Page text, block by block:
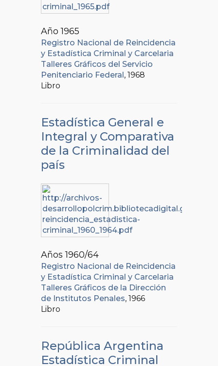
Año 1965
Registro Nacional de Reincidencia
y Estadística Criminal y Carcelaria
Talleres Gráficos del Servicio
Penitenciario Federal , 1968
Libro
Estadística General e
Integral y Comparativa
de la Criminalidad del
país
Años 1960/64
Registro Nacional de Reincidencia
y Estadística Criminal y Carcelaria
Talleres Gráficos de la Dirección
de Institutos Penales, 1966
Libro
República Argentina
Estadística Criminal